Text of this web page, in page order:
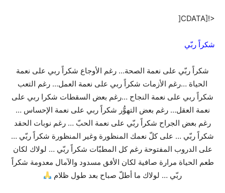
<![CDATA[
شكراً ربّي
شكراً ربّي على نعمة الصحة… رغم الأوجاع شكراً ربي على نعمة
الحياة …رغم الأزمات شكراً ربي على نعمة العمل… رغم التعب
شكراً ربي على نعمة النجاح …رغم بعض السقطات شكرا ربي على
نعمة العقل… رغم بعض التهوُّر شكراً ربي على نعمة الإحساس …
رغم بعض الجراح شكراً ربّي على نعمة الحبّ … رغم نوبات الحقد
شكراً ربّي … على كلّ نعمك المنظورة وغير المنظورة شكراً ربّي …
على الدروب المفتوحة رغم كل المطبّات شكراً ربّي … لولاك لكان
طعم الحياة مرارة صافية لكان الأفق مسدود والآمال معدومة شكراً
ربّي … لولاك ما أطلّ صباح بعد طول ظلام